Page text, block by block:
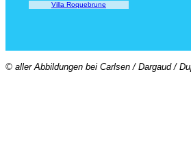
Villa Roquebrune
© aller Abbildungen bei Carlsen / Dargaud /